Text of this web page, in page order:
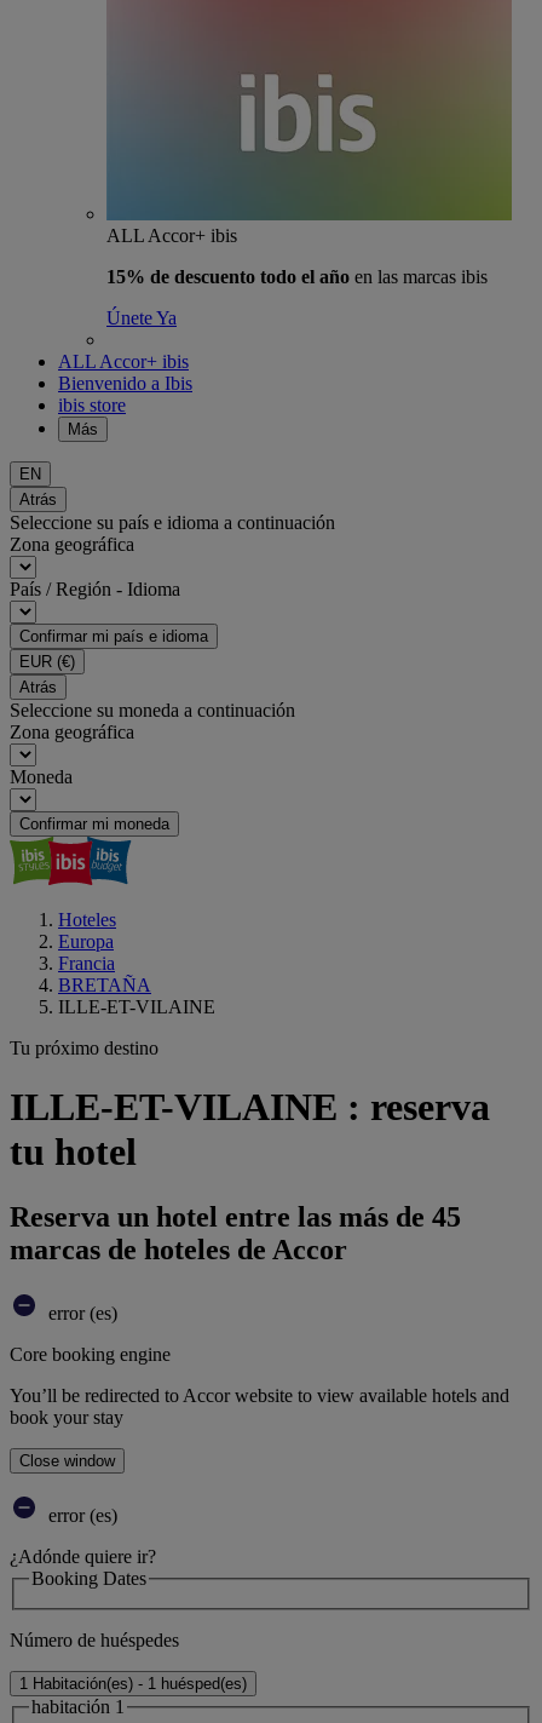
ALL Accor+ ibis
15% de descuento todo el año en las marcas ibis
Únete Ya
ALL Accor+ ibis
Bienvenido a Ibis
ibis store
Más
EN
Atrás
Seleccione su país e idioma a continuación
Zona geográfica
País / Región - Idioma
Confirmar mi país e idioma
EUR (€)
Atrás
Seleccione su moneda a continuación
Zona geográfica
Moneda
Confirmar mi moneda
Hoteles
Europa
Francia
BRETAÑA
ILLE-ET-VILAINE
Tu próximo destino
ILLE-ET-VILAINE : reserva
tu hotel
Reserva un hotel entre las más de 45
marcas de hoteles de Accor
error (es)
Core booking engine
You’ll be redirected to Accor website to view available hotels and
book your stay
Close window
error (es)
¿Adónde quiere ir?
Booking Dates
Número de huéspedes
1 Habitación(es) - 1 huésped(es)
habitación 1